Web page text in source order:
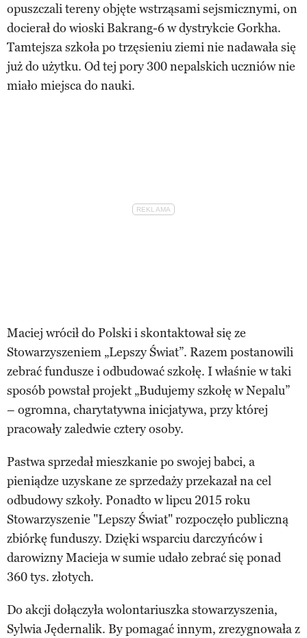
opuszczali tereny objęte wstrząsami sejsmicznymi, on
docierał do wioski Bakrang-6 w dystrykcie Gorkha.
Tamtejsza szkoła po trzęsieniu ziemi nie nadawała się
już do użytku. Od tej pory 300 nepalskich uczniów nie
miało miejsca do nauki.
Maciej wrócił do Polski i skontaktował się ze
Stowarzyszeniem „Lepszy Świat”. Razem postanowili
zebrać fundusze i odbudować szkołę. I właśnie w taki
sposób powstał projekt „Budujemy szkołę w Nepalu”
– ogromna, charytatywna inicjatywa, przy której
pracowały zaledwie cztery osoby.
Pastwa sprzedał mieszkanie po swojej babci, a
pieniądze uzyskane ze sprzedaży przekazał na cel
odbudowy szkoły. Ponadto w lipcu 2015 roku
Stowarzyszenie "Lepszy Świat" rozpoczęło publiczną
zbiórkę funduszy. Dzięki wsparciu darczyńców i
darowizny Macieja w sumie udało zebrać się ponad
360 tys. złotych.
Do akcji dołączyła wolontariuszka stowarzyszenia,
Sylwia Jędernalik. By pomagać innym, zrezygnowała z